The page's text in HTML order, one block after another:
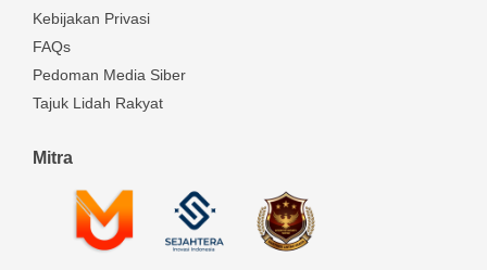
Kebijakan Privasi
FAQs
Pedoman Media Siber
Tajuk Lidah Rakyat
Mitra